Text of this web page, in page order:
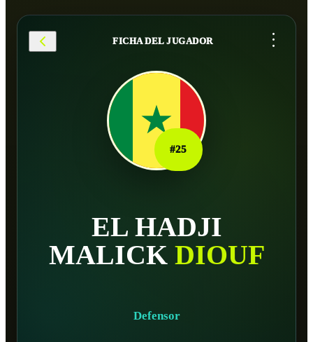
FICHA DEL JUGADOR ...
#25
EL HADJI
MALICK DIOUF
Defensor